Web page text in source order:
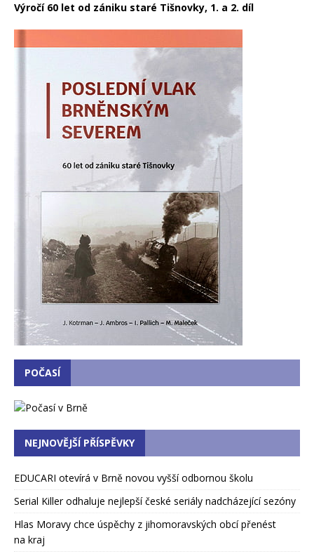
Výročí 60 let od zániku staré Tišnovky, 1. a 2. díl
POČASÍ
NEJNOVĚJŠÍ PŘÍSPĚVKY
EDUCARI otevírá v Brně novou vyšší odbornou školu
Serial Killer odhaluje nejlepší české seriály nadcházející sezóny
Hlas Moravy chce úspěchy z jihomoravských obcí přenést
na kraj